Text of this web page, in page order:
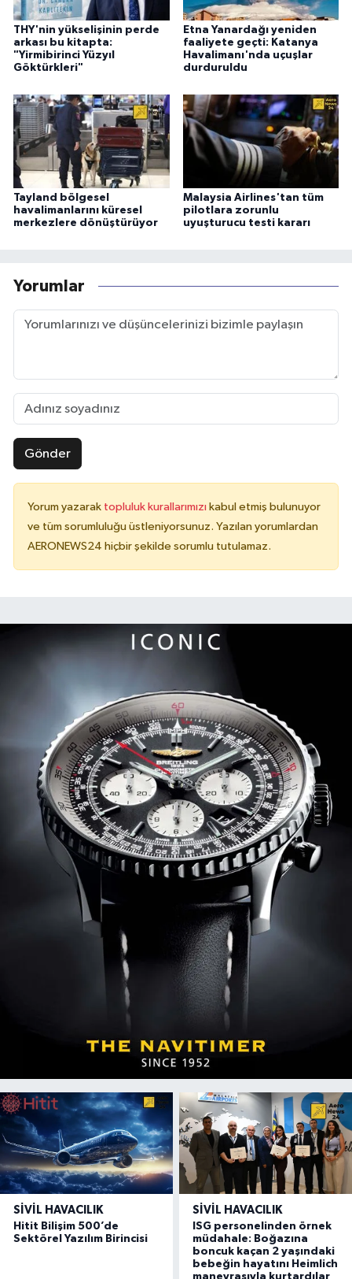
THY'nin yükselişinin perde
arkası bu kitapta:
"Yirmibirinci Yüzyıl
Göktürkleri"
Etna Yanardağı yeniden
faaliyete geçti: Katanya
Havalimanı'nda uçuşlar
durduruldu
Tayland bölgesel
havalimanlarını küresel
merkezlere dönüştürüyor
Malaysia Airlines'tan tüm
pilotlara zorunlu
uyuşturucu testi kararı
Yorumlar
Gönder
Yorum yazarak topluluk kurallarımızı kabul etmiş bulunuyor
ve tüm sorumluluğu üstleniyorsunuz. Yazılan yorumlardan
AERONEWS24 hiçbir şekilde sorumlu tutulamaz.
SIVIL HAVACILIK
Hitit Bilişim 500’de
Sektörel Yazılım Birincisi
SIVIL HAVACILIK
ISG personelinden örnek
müdahale: Boğazına
boncuk kaçan 2 yaşındaki
bebeğin hayatını Heimlich